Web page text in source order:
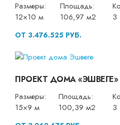
Размеры:
12×10 м
Площадь:
106,97 м2
3
ОТ 3.476.525 РУБ.
ПРОЕКТ ДОМА «ЭШВЕГЕ»
Размеры:
15×9 м
Площадь:
100,39 м2
3